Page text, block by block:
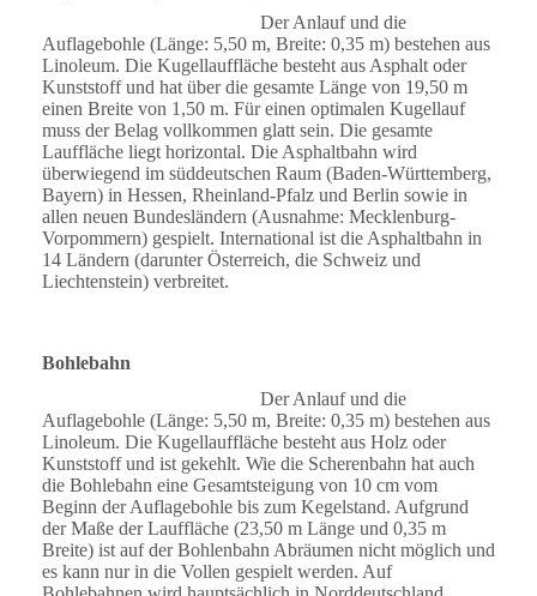
Der Anlauf und die
Auflagebohle (Länge: 5,50 m, Breite: 0,35 m) bestehen aus
Linoleum. Die Kugellauffläche besteht aus Asphalt oder
Kunststoff und hat über die gesamte Länge von 19,50 m
einen Breite von 1,50 m. Für einen optimalen Kugellauf
muss der Belag vollkommen glatt sein. Die gesamte
Lauffläche liegt horizontal. Die Asphaltbahn wird
überwiegend im süddeutschen Raum (Baden-Württemberg,
Bayern) in Hessen, Rheinland-Pfalz und Berlin sowie in
allen neuen Bundesländern (Ausnahme: Mecklenburg-
Vorpommern) gespielt. International ist die Asphaltbahn in
14 Ländern (darunter Österreich, die Schweiz und
Liechtenstein) verbreitet.
Bohlebahn
Der Anlauf und die
Auflagebohle (Länge: 5,50 m, Breite: 0,35 m) bestehen aus
Linoleum. Die Kugellauffläche besteht aus Holz oder
Kunststoff und ist gekehlt. Wie die Scherenbahn hat auch
die Bohlebahn eine Gesamtsteigung von 10 cm vom
Beginn der Auflagebohle bis zum Kegelstand. Aufgrund
der Maße der Lauffläche (23,50 m Länge und 0,35 m
Breite) ist auf der Bohlenbahn Abräumen nicht möglich und
es kann nur in die Vollen gespielt werden. Auf